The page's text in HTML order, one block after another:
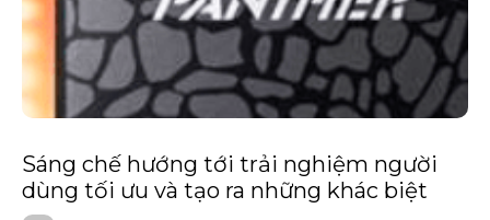
Sáng chế hướng tới trải nghiệm người
dùng tối ưu và tạo ra những khác biệt